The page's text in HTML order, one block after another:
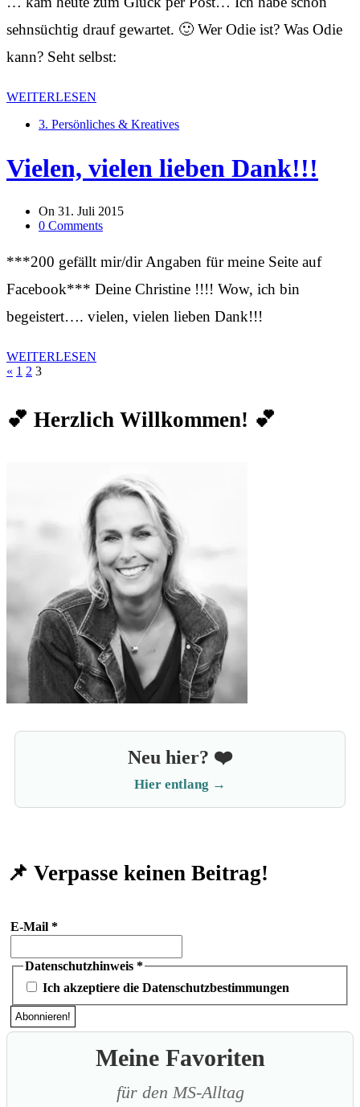
sehnsüchtig drauf gewartet. 🙂 Wer Odie ist? Was Odie
kann? Seht selbst:
WEITERLESEN
3. Persönliches & Kreatives
Vielen, vielen lieben Dank!!!
On 31. Juli 2015
0 Comments
***200 gefällt mir/dir Angaben für meine Seite auf
Facebook*** Deine Christine !!!! Wow, ich bin
begeistert…. vielen, vielen lieben Dank!!!
WEITERLESEN
Seitennummerierung
der
« 1 2 3
💕 Herzlich Willkommen! 💕
Neu hier? ❤️
Hier entlang →
📌 Verpasse keinen Beitrag!
E-Mail *
Datenschutzhinweis *
Ich akzeptiere die Datenschutzbestimmungen
Meine Favoriten
für den MS-Alltag